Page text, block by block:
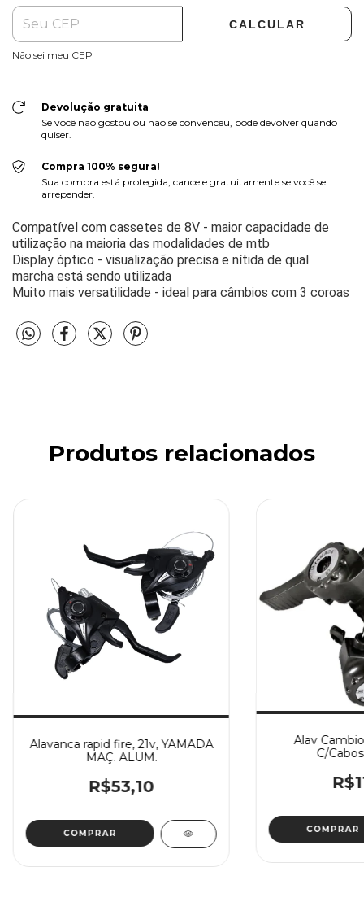
CALCULAR
Não sei meu CEP
Devolução gratuita
Se você não gostou ou não se convenceu, pode devolver quando
quiser.
Compra 100% segura!
Sua compra está protegida, cancele gratuitamente se você se
arrepender.
Compatível com cassetes de 8V - maior capacidade de
utilização na maioria das modalidades de mtb
Display óptico - visualização precisa e nítida de qual
marcha está sendo utilizada
Muito mais versatilidade - ideal para câmbios com 3 coroas
Produtos relacionados
Alavanca rapid fire, 21v, YAMADA
MAÇ. ALUM.
R$53,10
Alav
C/